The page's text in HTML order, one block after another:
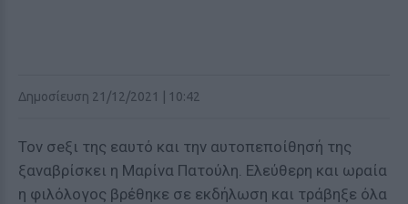
Δημοσίευση 21/12/2021 | 10:42
Τον σeξι της εαυτό και την αυτοπεποίθησή της
ξαναβρίσκει η Μαρίνα Πατούλη. Ελεύθερη και ωραία
η φιλόλογος βρέθηκε σε εκδήλωση και τράβηξε όλα